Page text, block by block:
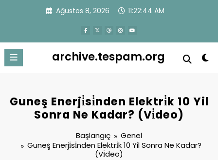
Ağustos 8, 2026 11:22:44 AM
archive.tespam.org
Guneş Enerji̇si̇nden Elektri̇k 10 Yil
Sonra Ne Kadar? (Vi̇deo)
Başlangıç
Genel
Guneş Enerji̇si̇nden Elektri̇k 10 Yil Sonra Ne Kadar?
(Vi̇deo)